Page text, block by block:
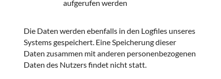
aufgerufen werden
Die Daten werden ebenfalls in den Logfiles unseres
Systems gespeichert. Eine Speicherung dieser
Daten zusammen mit anderen personenbezogenen
Daten des Nutzers findet nicht statt.